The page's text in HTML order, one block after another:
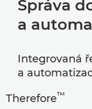
Správa
a
Integrovaná
a
Therefore™